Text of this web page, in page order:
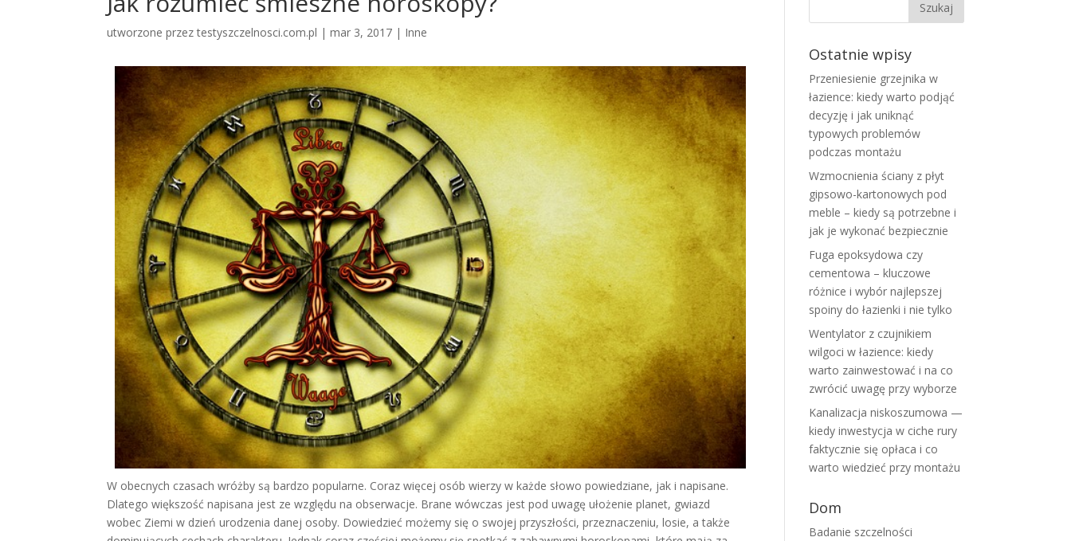
utworzone przeztestyszczelnosci.com.pl |mar 3, 2017 | Inne
W obecnych czasach wróżby są bardzo popularne. Coraz więcej osób wierzy w każde słowo powiedziane, jak i napisane.
Dlatego większość napisana jest ze względu na obserwacje. Brane wówczas jest pod uwagę ułożenie planet, gwiazd
wobec Ziemi w dzień urodzenia danej osoby. Dowiedzieć możemy się o swojej przyszłości, przeznaczeniu, losie, a także
Ostatnie wpisy
Przeniesienie grzejnika w
łazience: kiedy warto podjąć
decyzję i jak uniknąć
typowych problemów
podczas montażu
Wzmocnienia ściany z płyt
gipsowo-kartonowych pod
meble – kiedy są potrzebne i
jak je wykonać bezpiecznie
Fuga epoksydowa czy
cementowa – kluczowe
różnice i wybór najlepszej
spoiny do łazienki i nie tylko
Wentylator z czujnikiem
wilgoci w łazience: kiedy
warto zainwestować i na co
zwrócić uwagę przy wyborze
Kanalizacja niskoszumowa —
kiedy inwestycja w ciche rury
faktycznie się opłaca i co
warto wiedzieć przy montażu
Dom
Badanie szczelności